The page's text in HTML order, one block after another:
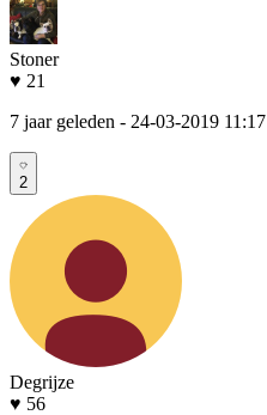
Stoner
♥ 21
7 jaar geleden - 24-03-2019 11:17
2
Degrijze
♥ 56